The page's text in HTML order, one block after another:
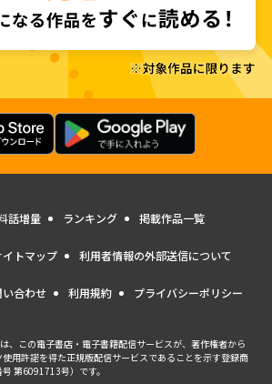
話増量 ランキング 掲載作品一覧
イトマップ 利用者情報の外部送信について
合わせ 利用規約 プライバシーポリシー
、この電子書店・電子書籍配信サービスが、著作権者から
使用許諾を得た正規版配信サービスであることを示す登録商
第6091713号）です。